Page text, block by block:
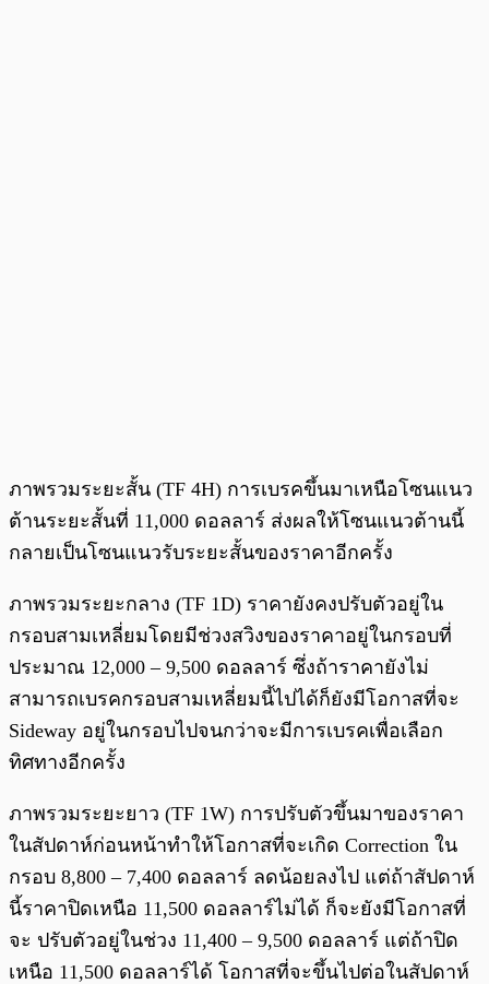
ภาพรวมระยะสั้น (TF 4H) การเบรคขึ้นมาเหนือโซนแนว
ต้านระยะสั้นที่ 11,000 ดอลลาร์ ส่งผลให้โซนแนวต้านนี้
กลายเป็นโซนแนวรับระยะสั้นของราคาอีกครั้ง
ภาพรวมระยะกลาง (TF 1D) ราคายังคงปรับตัวอยู่ใน
กรอบสามเหลี่ยมโดยมีช่วงสวิงของราคาอยู่ในกรอบที่
ประมาณ 12,000 – 9,500 ดอลลาร์ ซึ่งถ้าราคายังไม่
สามารถเบรคกรอบสามเหลี่ยมนี้ไปได้ก็ยังมีโอกาสที่จะ
Sideway อยู่ในกรอบไปจนกว่าจะมีการเบรคเพื่อเลือก
ทิศทางอีกครั้ง
ภาพรวมระยะยาว (TF 1W) การปรับตัวขึ้นมาของราคา
ในสัปดาห์ก่อนหน้าทำให้โอกาสที่จะเกิด Correction ใน
กรอบ 8,800 – 7,400 ดอลลาร์ ลดน้อยลงไป แต่ถ้าสัปดาห์
นี้ราคาปิดเหนือ 11,500 ดอลลาร์ไม่ได้ ก็จะยังมีโอกาสที่
จะ ปรับตัวอยู่ในช่วง 11,400 – 9,500 ดอลลาร์ แต่ถ้าปิด
เหนือ 11,500 ดอลลาร์ได้ โอกาสที่จะขึ้นไปต่อในสัปดาห์